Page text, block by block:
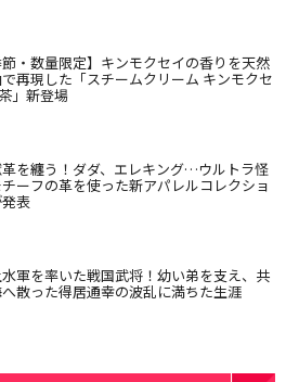
節・数量限定】キンモクセイの香りを天然
再現した「スチームクリーム キンモクセ
」新登場
を纏う！ダダ、エレキング…ウルトラ怪
ーフの革を使った新アパレルコレクショ
表
軍を率いた戦国武将！幼い弟を支え、共
へ散った得居通幸の波乱に満ちた生涯